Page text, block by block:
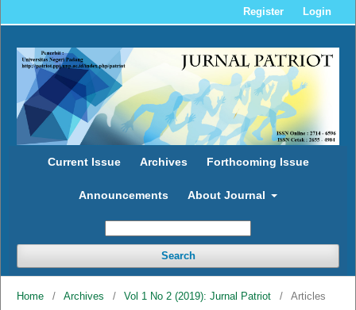
Current Issue Archives Forthcoming Issue
Announcements About Journal
Search
Register Login
Home / Archives / Vol 1 No 2 (2019): Jurnal Patriot / Articles